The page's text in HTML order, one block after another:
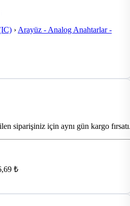
› Arayüz - Analog Anahtarlar -
siparişiniz için aynı gün kargo
₺